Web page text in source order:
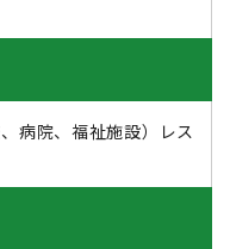
病院、福祉施設）レス